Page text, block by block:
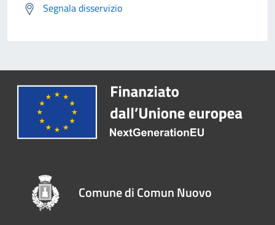
Segnala disservizio
Comune di Comun Nuovo